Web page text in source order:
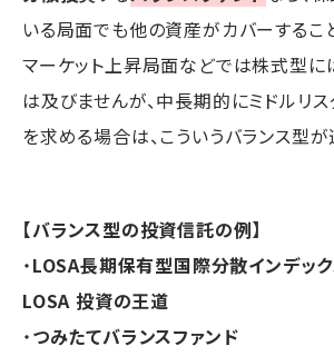
いる局面でも他の資産がカバーするこ
マーケット上昇局面などでは株式型に
は及びませんが、中長期的にミドルリス
を求める場合は、こういうバランス型が
【バランス型の投資信託の例】
・LOSA長期保有型国際分散インデック
LOSA 投資の王道
・つみたてバランスファンド